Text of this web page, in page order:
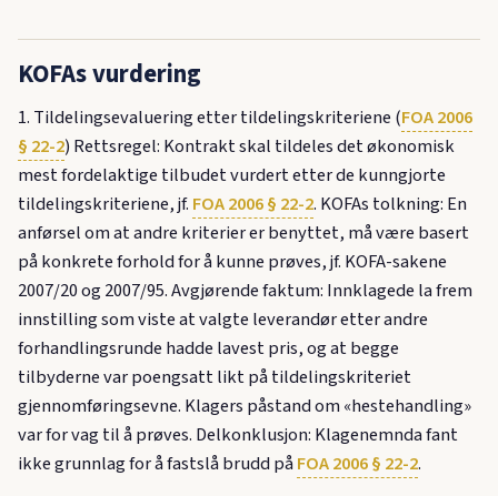
KOFAs vurdering
1. Tildelingsevaluering etter tildelingskriteriene (FOA 2006
§ 22-2) Rettsregel: Kontrakt skal tildeles det økonomisk
mest fordelaktige tilbudet vurdert etter de kunngjorte
tildelingskriteriene, jf. FOA 2006 § 22-2. KOFAs tolkning: En
anførsel om at andre kriterier er benyttet, må være basert
på konkrete forhold for å kunne prøves, jf. KOFA-sakene
2007/20 og 2007/95. Avgjørende faktum: Innklagede la frem
innstilling som viste at valgte leverandør etter andre
forhandlingsrunde hadde lavest pris, og at begge
tilbyderne var poengsatt likt på tildelingskriteriet
gjennomføringsevne. Klagers påstand om «hestehandling»
var for vag til å prøves. Delkonklusjon: Klagenemnda fant
ikke grunnlag for å fastslå brudd påFOA 2006 § 22-2.